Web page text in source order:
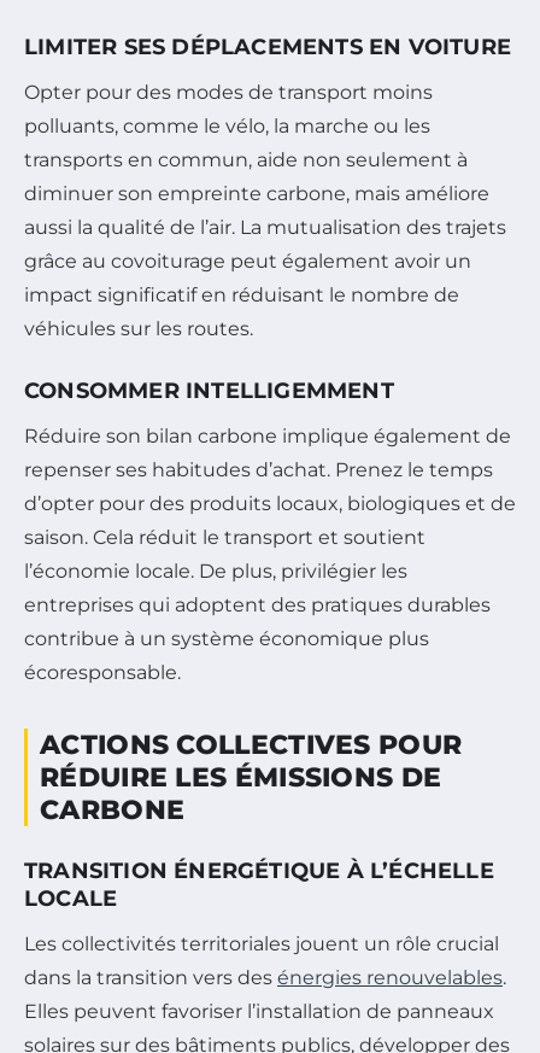
LIMITER SES DÉPLACEMENTS EN VOITURE
Opter pour des modes de transport moins
polluants, comme le vélo, la marche ou les
transports en commun, aide non seulement à
diminuer son empreinte carbone, mais améliore
aussi la qualité de l’air. La mutualisation des trajets
grâce au covoiturage peut également avoir un
impact significatif en réduisant le nombre de
véhicules sur les routes.
CONSOMMER INTELLIGEMMENT
Réduire son bilan carbone implique également de
repenser ses habitudes d’achat. Prenez le temps
d’opter pour des produits locaux, biologiques et de
saison. Cela réduit le transport et soutient
l’économie locale. De plus, privilégier les
entreprises qui adoptent des pratiques durables
contribue à un système économique plus
écoresponsable.
ACTIONS COLLECTIVES POUR
RÉDUIRE LES ÉMISSIONS DE
CARBONE
TRANSITION ÉNERGÉTIQUE À L’ÉCHELLE
LOCALE
Les collectivités territoriales jouent un rôle crucial
dans la transition vers des énergies renouvelables.
Elles peuvent favoriser l’installation de panneaux
solaires sur des bâtiments publics, développer des